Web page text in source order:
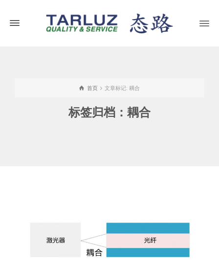
首页 文章标记: 耦合
标签归档：耦合